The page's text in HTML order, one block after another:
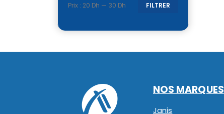
FILTRER
Prix : 20 Dh — 30 Dh
NOS MARQUES
Janis